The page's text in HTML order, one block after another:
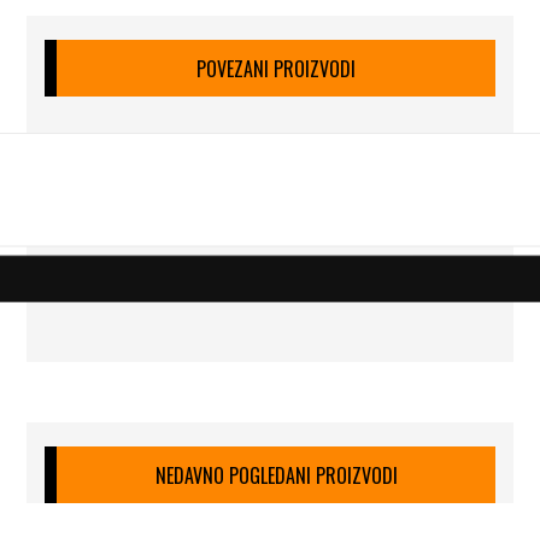
POVEZANI PROIZVODI
NEDAVNO POGLEDANI PROIZVODI